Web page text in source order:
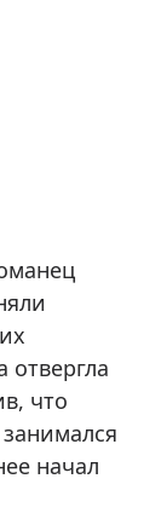
отвергла
что
начал